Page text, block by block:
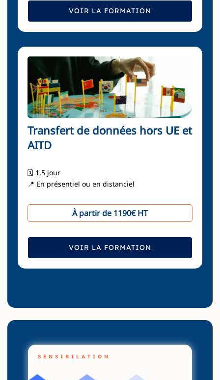
VOIR LA FORMATION
Transfert de données hors UE et
AITD
🗓️ 1,5 jour
📍 En présentiel ou en distanciel
À partir de 1190€ HT
VOIR LA FORMATION
SENSIBILATION